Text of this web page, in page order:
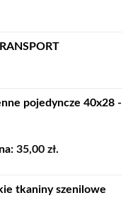
pojedyncze 40x28 -
35,00 zł.
tkaniny szenilowe